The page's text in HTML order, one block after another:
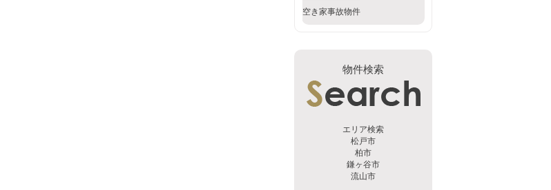
空き家事故物件
物件検索
エリア検索
松戸市
柏市
鎌ヶ谷市
流山市